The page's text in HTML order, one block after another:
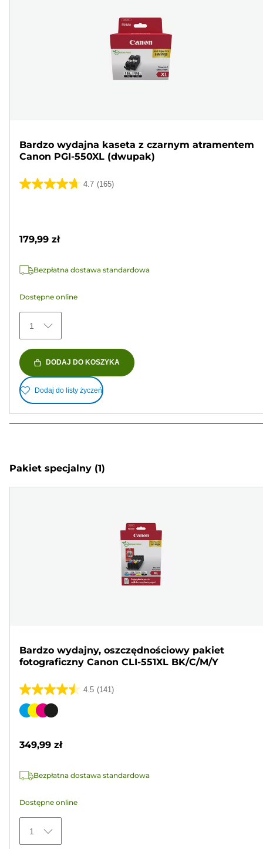
Bardzo wydajna kaseta z czarnym atramentem
Canon PGI-550XL (dwupak)
4.7 (165)
4.7
165
179,99 zł
Bezpłatna dostawa standardowa
Dostępne online
1
DODAJ DO KOSZYKA
Dodaj do listy życzeń
Pakiet specjalny (1)
Bardzo wydajny, oszczędnościowy pakiet
fotograficzny Canon CLI-551XL BK/C/M/Y
4.5 (141)
4.5
na
141
Wkład
349,99 zł
Bezpłatna dostawa standardowa
Dostępne online
1